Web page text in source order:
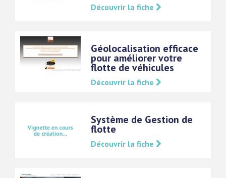
Découvrir la fiche
Géolocalisation efficace
pour améliorer votre
flotte de véhicules
Découvrir la fiche
Système de Gestion de
flotte
Découvrir la fiche